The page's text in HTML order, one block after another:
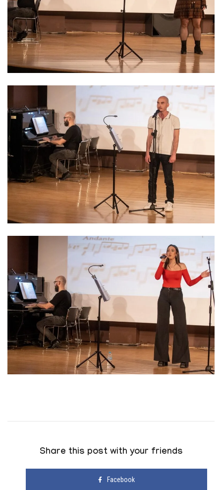
Share this post with your friends
Facebook